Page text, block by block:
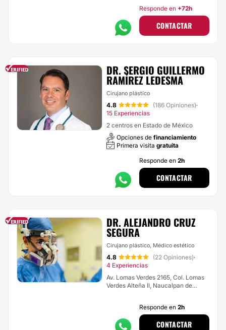
Responde en +72h
CONTACTAR
DR. SERGIO GUILLERMO
RAMÍREZ LEDESMA
Cirujano plástico
4.8 (186 Opiniones)·
15 Experiencias
2 centros en Estado de México
Opciones de financiamiento
Primera visita gratuita
Responde en 2h
CONTACTAR
DR. ALEJANDRO CRUZ
SEGURA
Cirujano plástico, Médico estético
4.8 (22 Opiniones)·
4 Experiencias
Av. Lomas Verdes 2165, Col. Lomas
Verdes Alteña II, Naucalpan de
Responde en 2h
CONTACTAR